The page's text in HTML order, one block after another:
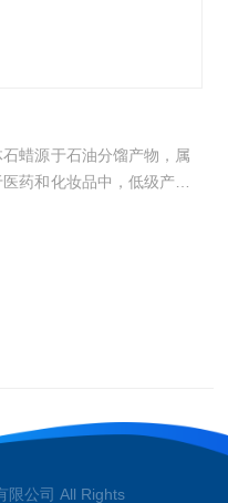
蜡源于石油分馏产物，属
药和化妆品中，低级产品
存在的霉菌毒素。
限公司 All Rights